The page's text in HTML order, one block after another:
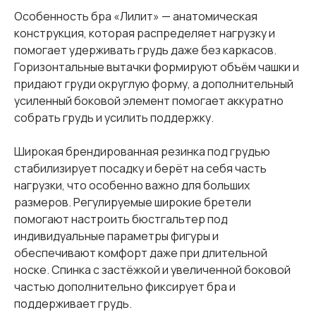
Особенность бра «Лилит» — анатомическая
конструкция, которая распределяет нагрузку и
помогает удерживать грудь даже без каркасов.
Горизонтальные вытачки формируют объём чашки и
придают груди округлую форму, а дополнительный
усиленный боковой элемент помогает аккуратно
собрать грудь и усилить поддержку.
Широкая брендированная резинка под грудью
стабилизирует посадку и берёт на себя часть
нагрузки, что особенно важно для больших
размеров. Регулируемые широкие бретели
помогают настроить бюстгальтер под
индивидуальные параметры фигуры и
обеспечивают комфорт даже при длительной
носке. Спинка с застёжкой и увеличенной боковой
частью дополнительно фиксирует бра и
поддерживает грудь.